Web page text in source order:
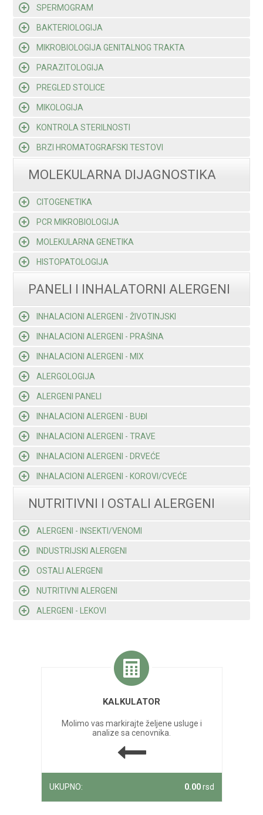
SPERMOGRAM
BAKTERIOLOGIJA
MIKROBIOLOGIJA GENITALNOG TRAKTA
PARAZITOLOGIJA
PREGLED STOLICE
MIKOLOGIJA
KONTROLA STERILNOSTI
BRZI HROMATOGRAFSKI TESTOVI
MOLEKULARNA DIJAGNOSTIKA
CITOGENETIKA
PCR MIKROBIOLOGIJA
MOLEKULARNA GENETIKA
HISTOPATOLOGIJA
PANELI I INHALATORNI ALERGENI
INHALACIONI ALERGENI - ŽIVOTINJSKI
INHALACIONI ALERGENI - PRAŠINA
INHALACIONI ALERGENI - MIX
ALERGOLOGIJA
ALERGENI PANELI
INHALACIONI ALERGENI - BUĐI
INHALACIONI ALERGENI - TRAVE
INHALACIONI ALERGENI - DRVEĆE
INHALACIONI ALERGENI - KOROVI/CVEĆE
NUTRITIVNI I OSTALI ALERGENI
ALERGENI - INSEKTI/VENOMI
INDUSTRIJSKI ALERGENI
OSTALI ALERGENI
NUTRITIVNI ALERGENI
ALERGENI - LEKOVI
KALKULATOR
Molimo vas markirajte željene usluge i
analize sa cenovnika.
UKUPNO: 0.00rsd